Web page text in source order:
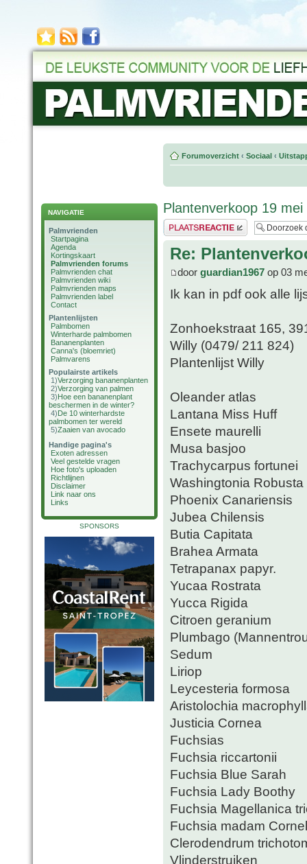
NAVIGATIE
Palmvrienden
Startpagina
Agenda
Kortingskaart
Palmvrienden forums
Palmvrienden chat
Palmvrienden wiki
Palmvrienden maps
Palmvrienden label
Contact
Plantenlijsten
Palmbomen
Winterharde palmbomen
Bananenplanten
Canna's (bloemriet)
Palmvarens
Populairste artikels
1)Verzorging bananenplanten
2)Verzorging van palmen
3)Hoe een bananenplant
beschermen in de winter?
4)De 10 winterhardste
palmbomen ter wereld
5)Zaaien van avocado
Handige pagina's
Exoten adressen
Veel gestelde vragen
Hoe foto's uploaden
Richtlijnen
Disclaimer
Link naar ons
Links
SPONSORS
Forumoverzicht ‹ Sociaal ‹
Plantenverkoop 19 mei
Plaats een reactie
Re:
door guardian1967 op 03
Ik kan in pdf ook alle
Zonhoekstraat 165,
Willy (0479/ 211 824)
Plantenlijst Willy
Oleander atlas
Lantana Miss Huff
Ensete maurelli
Musa basjoo
Trachycarpus fortunei
Washingtonia Robusta
Phoenix Canariensis
Jubea Chilensis
Butia Capitata
Brahea Armata
Tetrapanax papyr.
Yucaa Rostrata
Yucca Rigida
Citroen geranium
Plumbago
Sedum
Liriop
Leycesteria formosa
Aristolochia
Justicia Cornea
Fuchsias
Fuchsia riccartonii
Fuchsia Blue Sarah
Fuchsia Lady Boothy
Fuchsia Magellanica
Fuchsia madam
Clerodendrum
Vlinderstruiken